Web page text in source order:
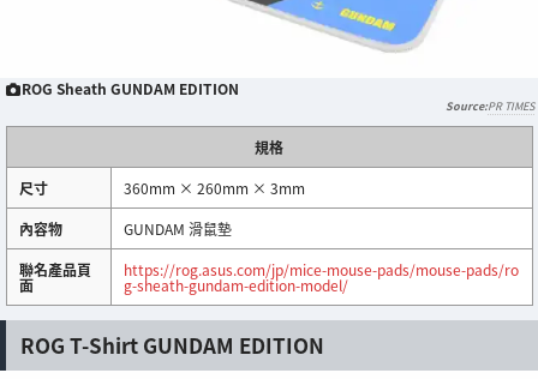
ROG Sheath GUNDAM EDITION
PR TIMES
規格
尺寸
360mm × 260mm × 3mm
內容物
GUNDAM 滑鼠墊
聯名產品頁
面
https://rog.asus.com/jp/mice-mouse-pads/mouse-pads/ro
g-sheath-gundam-edition-model/
ROG T-Shirt GUNDAM EDITION